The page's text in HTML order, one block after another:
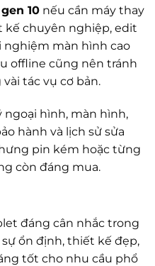
10 nếu cần máy thay
kế chuyên nghiệp, edit
nghiệm màn hình cao
offline cũng nên tránh
tác vụ cơ bản.
ngoại hình, màn hình,
hành và lịch sử sửa
pin kém hoặc từng
còn đáng mua.
đáng cân nhắc trong
ổn định, thiết kế đẹp,
tốt cho nhu cầu phổ